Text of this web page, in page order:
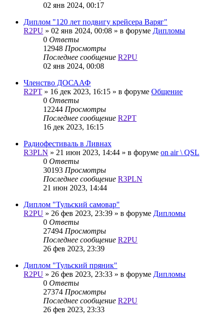
02 янв 2024, 00:17
Диплом "120 лет подвигу крейсера Варяг"
R2PU » 02 янв 2024, 00:08 » в форуме Дипломы
0 Ответы
12948 Просмотры
Последнее сообщение R2PU
02 янв 2024, 00:08
Членство ДОСААФ
R2PT » 16 дек 2023, 16:15 » в форуме Общение
0 Ответы
12244 Просмотры
Последнее сообщение R2PT
16 дек 2023, 16:15
Радиофестиваль в Ливнах
R3PLN » 21 июн 2023, 14:44 » в форуме on air \ QSL
0 Ответы
30193 Просмотры
Последнее сообщение R3PLN
21 июн 2023, 14:44
Диплом "Тульский самовар"
R2PU » 26 фев 2023, 23:39 » в форуме Дипломы
0 Ответы
27494 Просмотры
Последнее сообщение R2PU
26 фев 2023, 23:39
Диплом "Тульский пряник"
R2PU » 26 фев 2023, 23:33 » в форуме Дипломы
0 Ответы
27374 Просмотры
Последнее сообщение R2PU
26 фев 2023, 23:33